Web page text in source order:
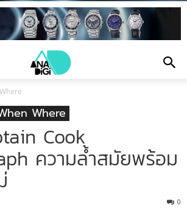
Where
Cook
ความล้ำสมัยพร้อม
0